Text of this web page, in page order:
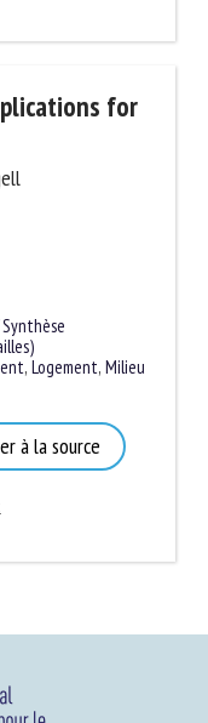
for
, Logement, Milieu
à la source